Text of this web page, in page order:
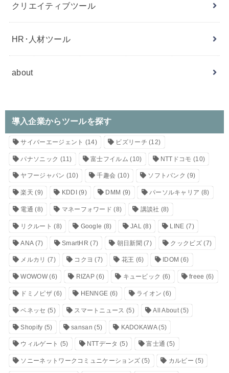
クリエイティブツール
HR･人材ツール
about
導入企業からツールを探す
サイバーエージェント (14) ビズリーチ (12)
パナソニック (11) 富士フイルム (10) NTTドコモ (10)
ヤフージャパン (10) 千趣会 (10) ソフトバンク (9)
楽天 (9) KDDI (9) DMM (9) パーソルキャリア (8)
電通 (8) マネーフォワード (8) 講談社 (8)
リクルート (8) Google (8) JAL(8) LINE (7)
ANA(7) SmartHR (7) 朝日新聞 (7) クックビズ(7)
メルカリ (7) コクヨ (7) 花王 (6) IDOM (6)
WOWOW(6) RIZAP (6) キュービック (6) freee (6)
ドミノピザ(6) HENNGE (6) ライオン (6)
ベネッセ (5) スマートニュース (5) All About(5)
Shopify (5) sansan (5) KADOKAWA(5)
ウィルゲート (5) NTTデータ (5) 富士通 (5)
ソニーネットワークコミュニケーションズ (5) カルビー (5)